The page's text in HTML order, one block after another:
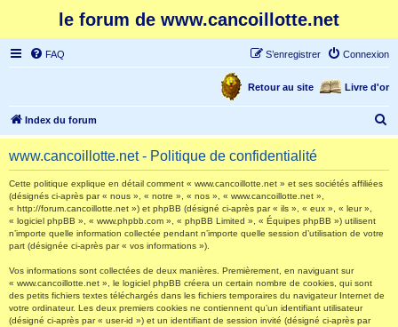
le forum de www.cancoillotte.net
FAQ Connexion
S’enregistrer
Livre d'or
Retour au site
Index du forum
e
www.cancoillotte.net - Politique de confidentialité
Cette politique explique en détail comment « www.cancoillotte.net » et ses sociétés affiliées
(désignés ci-après par « nous », « notre », « nos », « www.cancoillotte.net »,
« http://forum.cancoillotte.net ») et phpBB (désigné ci-après par « ils », « eux », « leur »,
« logiciel phpBB », « www.phpbb.com », « phpBB Limited », « Équipes phpBB ») utilisent
n’importe quelle information collectée pendant n’importe quelle session d’utilisation de votre
part (désignée ci-après par « vos informations »).
Vos informations sont collectées de deux manières. Premièrement, en naviguant sur
« www.cancoillotte.net », le logiciel phpBB créera un certain nombre de cookies, qui sont
des petits fichiers textes téléchargés dans les fichiers temporaires du navigateur Internet de
votre ordinateur. Les deux premiers cookies ne contiennent qu’un identifiant utilisateur
(désigné ci-après par « user-id ») et un identifiant de session invité (désigné ci-après par